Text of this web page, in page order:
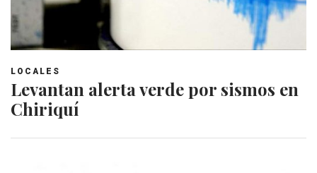
LOCALES
Levantan alerta verde por sismos en
Chiriquí